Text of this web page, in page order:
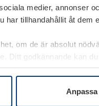
medier, annonser
har tillhandahållit åt
om de är absolut
Ditt godkännande kan
vår webbplats.
Anpassa